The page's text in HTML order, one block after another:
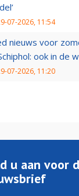
07-2026, 11:54
nieuws voor
ook in de
07-2026, 11:20
u aan voor